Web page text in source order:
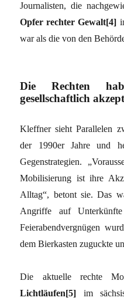
Journalisten, die
Opfer rechter Gewalt[4]
war als die von den
Die Rechten
gesellschaftlich
Kleffner sieht Parallelen
der 1990er Jahre und
Gegenstrategien.
Mobilisierung ist ihre
Alltag“, betont sie. Das
Angriffe auf
Feierabendvergnügen
dem Bierkasten zuguckte
Die aktuelle rechte
Lichtläufen[5] im